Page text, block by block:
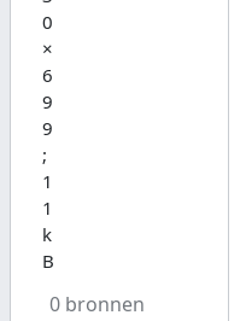
0
×
6
9
9
;
1
1
k
B
0 bronnen